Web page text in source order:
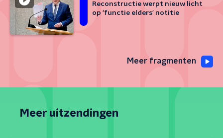
Reconstructie werpt nieuw licht
op 'functie elders' notitie
Meer fragmenten
Meer uitzendingen